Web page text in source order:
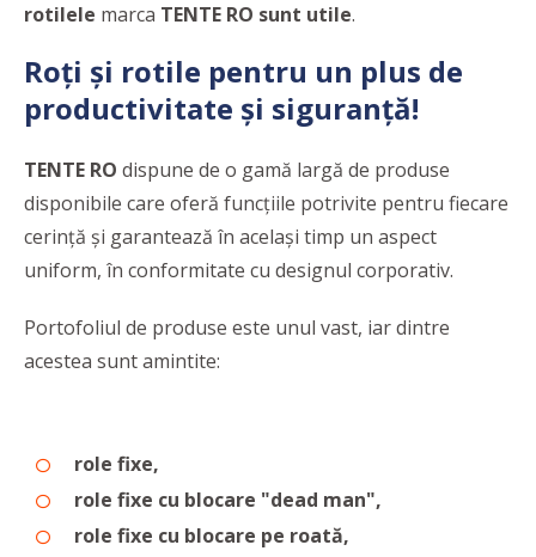
rotilele marca TENTE RO sunt utile.
Roți și rotile pentru un plus de
productivitate și siguranță!
TENTE RO dispune de o gamă largă de produse
disponibile care oferă funcțiile potrivite pentru fiecare
cerință și garantează în același timp un aspect
uniform, în conformitate cu designul corporativ.
Portofoliul de produse este unul vast, iar dintre
acestea sunt amintite:
role fixe,
role fixe cu blocare "dead man",
role fixe cu blocare pe roată,